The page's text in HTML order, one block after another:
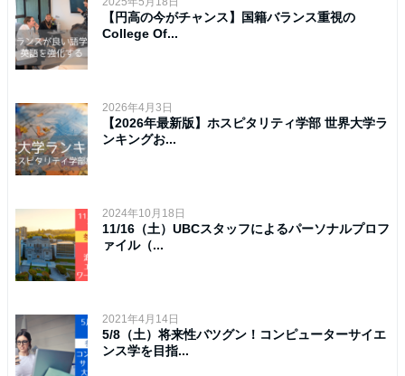
【円高の今がチャンス】国籍バランス重視の
College Of...
2026年4月3日
【2026年最新版】ホスピタリティ学部 世界大学ラ
ンキングお...
2024年10月18日
11/16（土）UBCスタッフによるパーソナルプロフ
ァイル（...
2021年4月14日
5/8（土）将来性バツグン！コンピューターサイエ
ンス学を目指...